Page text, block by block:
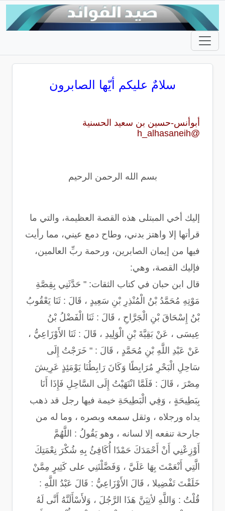
سلامٌ عليكم أيّها الصابرون
أبوأنس-حسين بن سعيد الحسنية
@h_alhasaneih
بسم الله الرحمن الرحيم
إليك أخي المبتلى هذه القصة العظيمة، والتي ما
قرأتها إلا واهتز بدني، وطاح دمع عيني، مما رأيت
فيها من إيمان الصابرين، ورحمة ربِّ العالمين،
فإليك القصة، وهي:
قال ابن حبان في كتاب الثقات: " حَدَّثَنِي بِقِصَّةِ
مَوْتِهِ مُحَمَّدُ بْنُ الْمُنْذِرِ بْنِ سَعِيدٍ ، قَالَ : ثَنَا يَعْقُوبُ
بْنُ إِسْحَاقَ بْنِ الْجَرَّاحِ ، قَالَ : ثَنَا الْفَضْلُ بْنُ
عِيسَى ، عَنْ بَقِيَّةَ بْنِ الْوَلِيدِ ، قَالَ : ثَنَا الأَوْزَاعِيُّ ،
عَنْ عَبْدِ اللَّهِ بْنِ مُحَمَّدٍ ، قَالَ : " خَرَجْتُ إِلَى
سَاحِلِ الْبَحْرِ مُرَابِطًا وَكَانَ رَابِطُنَا يَوْمَئِذٍ عَرِيشَ
مِصْرَ ، قَالَ : فَلَمَّا انْتَهَيْتُ إِلَى السَّاحِلِ فَإِذَا أَنَا
بِبَطِيحَةٍ ، وَفِي الْبَطِيحَةِ خيمة فيها رجل قد ذهب
يداه ورجلاه ، وثقل سمعه وبصره ، وما له من
جارحة تنفعه إلا لسانه ، وهو يَقُولُ : اللَّهُمَّ
أَوْزِعْنِي أَنْ أَحْمَدَكَ حَمْدًا أُكَافِئُ بِهِ شُكْرَ نِعْمَتِكَ
الَّتِي أَنْعَمْتَ بِهَا عَلَيَّ ، وَفَضَّلْتَنِي على كَثِيرٍ مِمَّنْ
خَلَقْتَ تَفْضِيلا ، قَالَ الأَوْزَاعِيُّ : قَالَ عَبْدُ اللَّهِ :
قُلْتُ : وَاللَّهِ لأتِيَنَّ هَذَا الرَّجُلَ ، وَلأَسْأَلَنَّهُ أَنَّى لَهُ